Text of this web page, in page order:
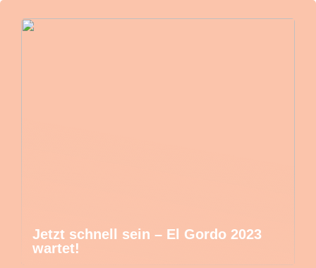
Jetzt schnell sein – El Gordo 2023
wartet!